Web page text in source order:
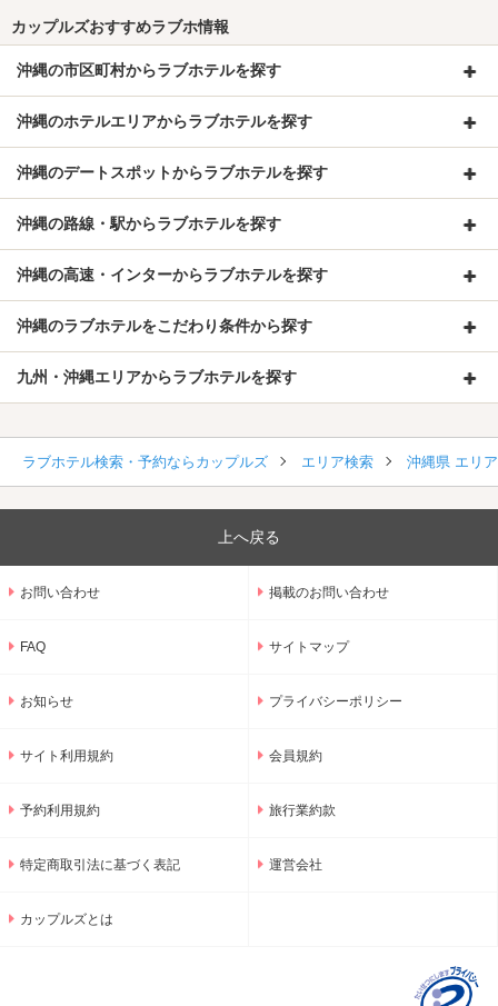
カップルズおすすめラブホ情報
沖縄の市区町村からラブホテルを探す
沖縄のホテルエリアからラブホテルを探す
沖縄のデートスポットからラブホテルを探す
沖縄の路線・駅からラブホテルを探す
沖縄の高速・インターからラブホテルを探す
沖縄のラブホテルをこだわり条件から探す
九州・沖縄エリアからラブホテルを探す
ラブホテル検索・予約ならカップルズ エリア検索 沖縄県 エリ
上へ戻る
お問い合わせ 掲載のお問い合わせ
FAQ サイトマップ
お知らせ プライバシーポリシー
サイト利用規約 会員規約
予約利用規約 旅行業約款
特定商取引法に基づく表記 運営会社
カップルズとは